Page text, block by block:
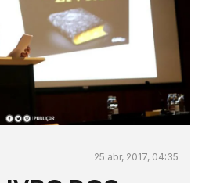
25 abr, 2017, 04:35